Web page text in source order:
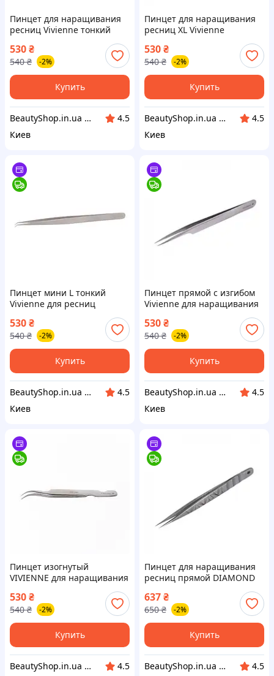
Пинцет для наращивания
ресниц Vivienne тонкий
530₴
540 ₴ -2%
Купить
BeautyShop.in.ua - Интернет-магазин по продаже материалов красоты, Телеграм @Beautyshopinua
4.5
Киев
Пинцет для наращивания
ресниц XL Vivienne
530₴
540 ₴ -2%
Купить
BeautyShop.in.ua - Интернет-магазин по продаже материалов красоты, Телеграм @Beautyshopinua
4.5
Киев
Пинцет мини L тонкий
Vivienne для ресниц
объемного наращивания
530₴
540 ₴ -2%
Купить
BeautyShop.in.ua - Интернет-магазин по продаже материалов красоты, Телеграм @Beautyshopinua
4.5
Киев
Пинцет прямой с изгибом
Vivienne для наращивания
530₴
540 ₴ -2%
Купить
BeautyShop.in.ua - Интернет-магазин по продаже материалов красоты, Телеграм @Beautyshopinua
4.5
Киев
Пинцет изогнутый
VIVIENNE для наращивания
530₴
540 ₴ -2%
Купить
BeautyShop.in.ua - Интернет-магазин по продаже материалов красоты, Телеграм @Beautyshopinua
4.5
Пинцет для наращивания
ресниц прямой DIAMOND
637₴
650 ₴ -2%
Купить
BeautyShop.in.ua - Интернет-магазин по продаже материалов красоты, Телеграм @Beautyshopinua
4.5